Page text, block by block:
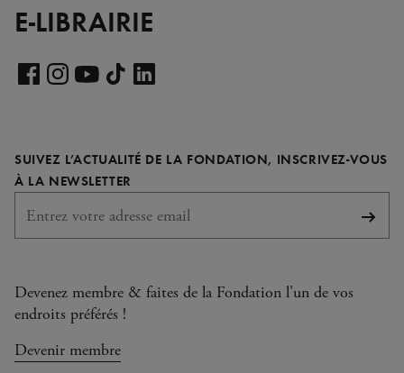
E-LIBRAIRIE
FacebookInstagram
YouTube
TikTok
SUIVEZ L’ACTUALITÉ DE LA FONDATION, INSCRIVEZ-VOUS
À LA NEWSLETTER
Devenez membre & faites de la Fondation l'un de vos
endroits préférés !
Devenir membre